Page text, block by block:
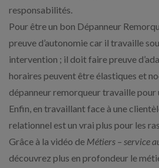
responsabilités.
Pour être un bon Dépanneur
preuve d’autonomie car il travaille
intervention ; il doit faire preuve
horaires peuvent être élastiques et
dépanneur remorqueur travaille pour
Enfin, en travaillant face à une
relationnel est un vrai plus pour les
Grâce à la vidéo de Métiers – service
découvrez plus en profondeur le